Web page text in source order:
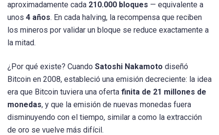
aproximadamente cada 210.000 bloques — equivalente a
unos 4 años. En cada halving, la recompensa que reciben
los mineros por validar un bloque se reduce exactamente a
la mitad.
¿Por qué existe? Cuando Satoshi Nakamoto diseñó
Bitcoin en 2008, estableció una emisión decreciente: la idea
era que Bitcoin tuviera una oferta finita de 21 millones de
monedas, y que la emisión de nuevas monedas fuera
disminuyendo con el tiempo, similar a como la extracción
de oro se vuelve más difícil.